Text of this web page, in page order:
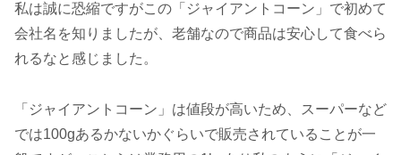
私は誠に恐縮ですがこの「ジャイアントコーン」で初めて
会社名を知りましたが、老舗なので商品は安心して食べら
れるなと感じました。
「ジャイアントコーン」は値段が高いため、スーパーなど
では100gあるかないかぐらいで販売されていることが一